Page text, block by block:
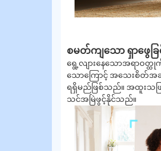
စမတ်ကျသော ရှာဖွေခြင်
ရွေ့လျားနေသောအရာဝ
သောကြောင့် အသေးစိတ်အ
ရရှိမည်ဖြစ်သည်။ အထူးသဖြင့်
သင်အမြဲဖွင့်နိုင်သည်။